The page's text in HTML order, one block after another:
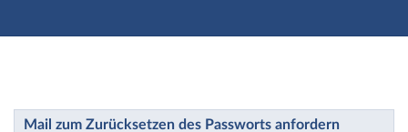
Hauptnavigation
Passwort zurücksetzen
Mail zum Zurücksetzen des Passworts anfordern